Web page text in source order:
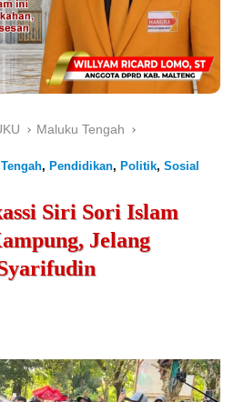
Maluku Tengah
, Pendidikan, Politik, Sosial
Siri Sori Islam
Jelang